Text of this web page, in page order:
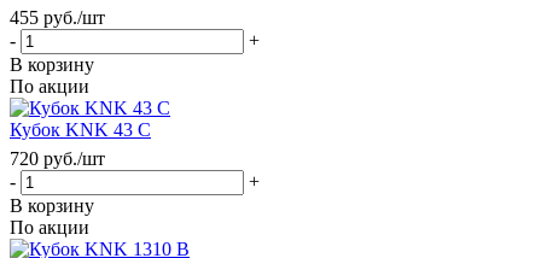
455 руб./шт
-
+
В корзину
По акции
Кубок KNK 43 C
720 руб./шт
-
+
В корзину
По акции